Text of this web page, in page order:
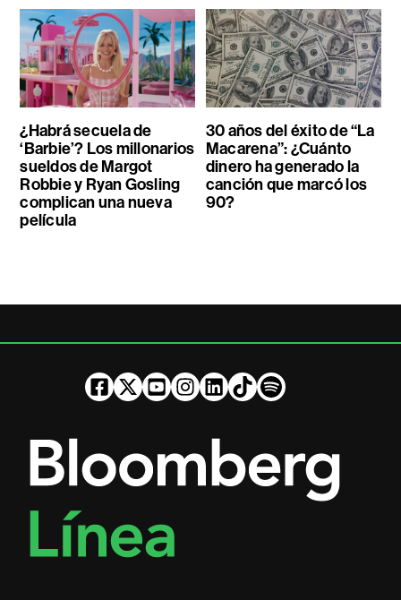
¿Habrá secuela de
‘Barbie’? Los millonarios
sueldos de Margot
Robbie y Ryan Gosling
complican una nueva
película
30 años del éxito de “La
Macarena”: ¿Cuánto
dinero ha generado la
canción que marcó los
90?